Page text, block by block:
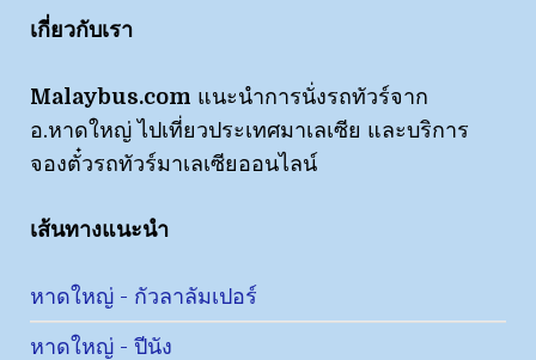
เกี่ยวกับเรา
Malaybus.com แนะนำการนั่งรถทัวร์จาก
อ.หาดใหญ่ ไปเที่ยวประเทศมาเลเซีย และบริการ
จองตั๋วรถทัวร์มาเลเซียออนไลน์
เส้นทางแนะนำ
หาดใหญ่ - กัวลาลัมเปอร์
หาดใหญ่ - ปีนัง